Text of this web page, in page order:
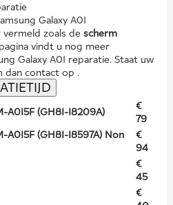
Galaxy A01
zoals de scherm
vindt u nog meer
Galaxy A01 reparatie. Staat uw
dan contact op .
A015F (GH81-18209A)
€
79
(GH81-18597A) Non
€
94
€
45
€